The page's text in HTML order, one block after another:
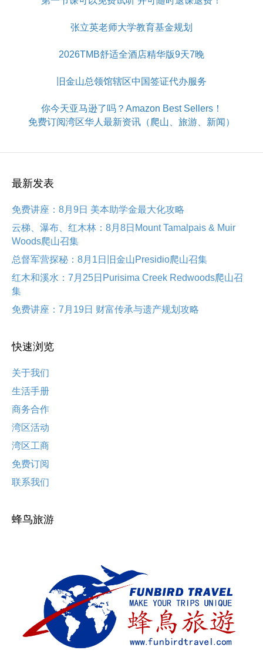
张立英老师大学教育基金规划
2026TMB舒适全酒店精华版9天7晚
旧金山总领馆辖区中国签证代办服务
你今天亚马逊了吗？Amazon Best Sellers！
免费订阅湾区华人最新资讯（爬山、旅游、新闻）
最新发表
免费讲座：8月9日 美本助学金最大化攻略
云梯、瀑布、红木林：8月8日Mount Tamalpais & Muir
Woods爬山召集
总督军营探秘：8月1日旧金山Presidio爬山召集
红木和溪水：7月25日Purisima Creek Redwoods爬山召
集
免费讲座：7月19日 财富传承与遗产规划攻略
快速浏览
关于我们
生活手册
商务合作
湾区活动
湾区工商
免费订阅
联系我们
蜂鸟旅游